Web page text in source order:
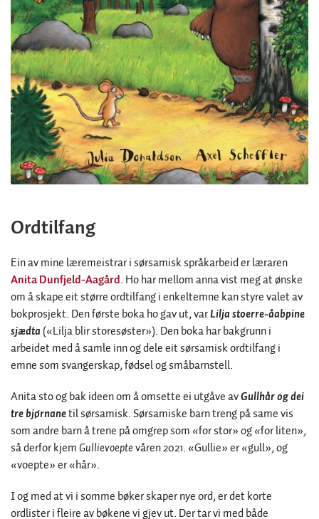
Ordtilfang
Ein av mine læremeistrar i sørsamisk språkarbeid er læraren
Anita Dunfjeld-Aagård. Ho har mellom anna vist meg at ønske
om å skape eit større ordtilfang i enkeltemne kan styre valet av
bokprosjekt. Den første boka ho gav ut, varLilja stoerre-åabpine
sjædta («Lilja blir storesøster»). Den boka har bakgrunn i
arbeidet med å samle inn og dele eit sørsamisk ordtilfang i
emne som svangerskap, fødsel og småbarnstell.
Anita sto og bak ideen om å omsette ei utgåve avGullhår og dei
tre bjørnanetil sørsamisk. Sørsamiske barn treng på same vis
som andre barn å trene på omgrep som «for stor» og «for liten»,
så derfor kjemGullievoeptevåren 2021. «Gullie» er «gull», og
«voepte» er «hår».
I og med at vi i somme bøker skaper nye ord, er det korte
ordlister i fleire av bøkene vi gjev ut. Der tar vi med både